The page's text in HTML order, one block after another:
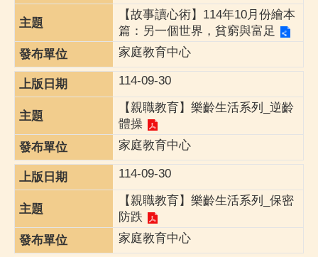
【故事讀心術】114年10月份繪本
篇：另一個世界，貧窮與富足
家庭教育中心
114-09-30
【親職教育】樂齡生活系列_逆齡
體操
家庭教育中心
114-09-30
【親職教育】樂齡生活系列_保密
防跌
家庭教育中心